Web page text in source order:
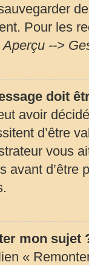
Pour les
Aperçu -->
doit
avoir
d’être
vous
avant d’être
mon sujet
«